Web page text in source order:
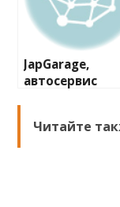
JapGarage,
автосервис
Читайте